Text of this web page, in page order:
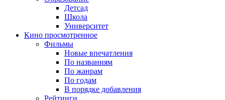
Детсад
Школа
Университет
Кино просмотренное
Фильмы
Новые впечатления
По названиям
По жанрам
По годам
В порядке добавления
Рейтинги